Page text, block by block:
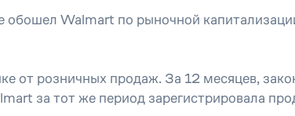
обошел Walmart по рыночной
от розничных продаж. За 12 месяцев,
за тот же период зарегистрировала